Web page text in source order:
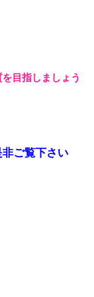
を目指しましょう
ご覧下さい